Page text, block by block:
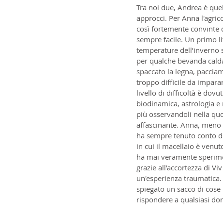
Tra noi due, Andrea è
approcci. Per Anna
così fortemente convinte
sempre facile. Un primo
temperature dell’inverno
per qualche bevanda
spaccato la legna,
troppo difficile da
livello di difficoltà è
biodinamica, astrologia
più osservandoli nella
affascinante. Anna,
ha sempre tenuto conto
in cui il macellaio è
ha mai veramente
grazie all’accortezza di
un'esperienza
spiegato un sacco di
rispondere a qualsiasi